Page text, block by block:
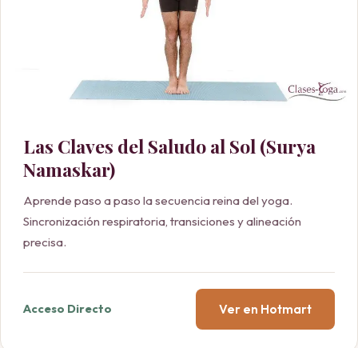
Las Claves del Saludo al Sol (Surya
Namaskar)
Aprende paso a paso la secuencia reina del yoga.
Sincronización respiratoria, transiciones y alineación
precisa.
Acceso Directo Ver en Hotmart